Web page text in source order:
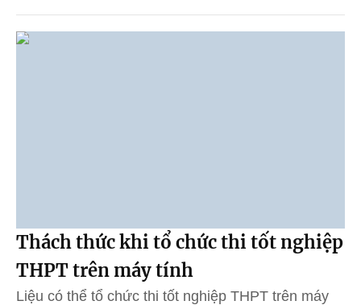
Thách thức khi tổ chức thi tốt nghiệp
THPT trên máy tính
Liệu có thể tổ chức thi tốt nghiệp THPT trên máy